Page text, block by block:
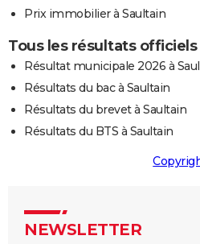
Prix immobilier à Saultain
Tous les résultats officiels
Résultat municipale 2026 à
Résultats du bac à Saultain
Résultats du brevet à Saultain
Résultats du BTS à Saultain
NEWSLETTER